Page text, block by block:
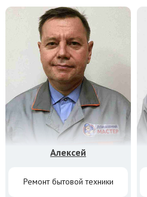
Алексей
Ремонт бытовой техники